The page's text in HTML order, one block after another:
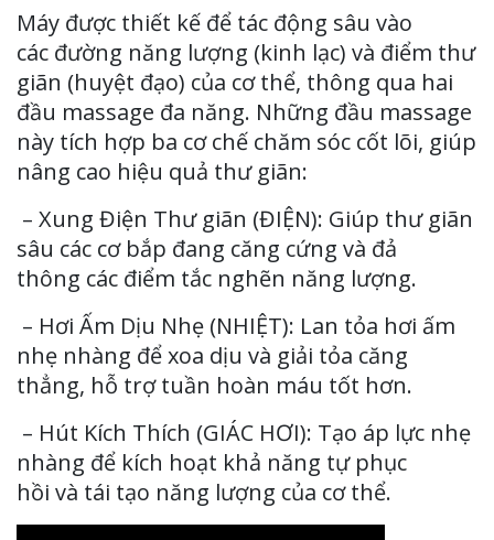
Máy được thiết kế để tác động sâu vào
các đường năng lượng (kinh lạc) và điểm thư
giãn (huyệt đạo) của cơ thể, thông qua hai
đầu massage đa năng. Những đầu massage
này tích hợp ba cơ chế chăm sóc cốt lõi, giúp
nâng cao hiệu quả thư giãn:
– Xung Điện Thư giãn (ĐIỆN): Giúp thư giãn
sâu các cơ bắp đang căng cứng và đả
thông các điểm tắc nghẽn năng lượng.
– Hơi Ấm Dịu Nhẹ (NHIỆT): Lan tỏa hơi ấm
nhẹ nhàng để xoa dịu và giải tỏa căng
thẳng, hỗ trợ tuần hoàn máu tốt hơn.
– Hút Kích Thích (GIÁC HƠI): Tạo áp lực nhẹ
nhàng để kích hoạt khả năng tự phục
hồi và tái tạo năng lượng của cơ thể.